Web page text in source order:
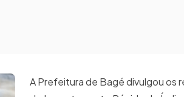
A Prefeitura de Bagé divulgou os